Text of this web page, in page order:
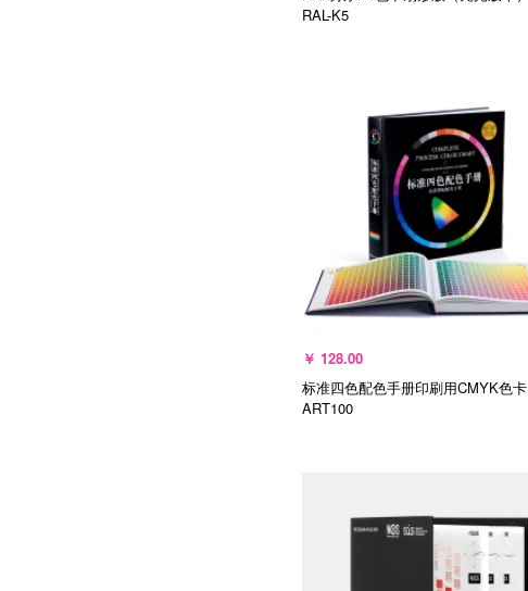
RAL-K5
选择规格
￥ 128.00
标准四色配色手册印刷用CMYK色卡
ART100
加入购物车